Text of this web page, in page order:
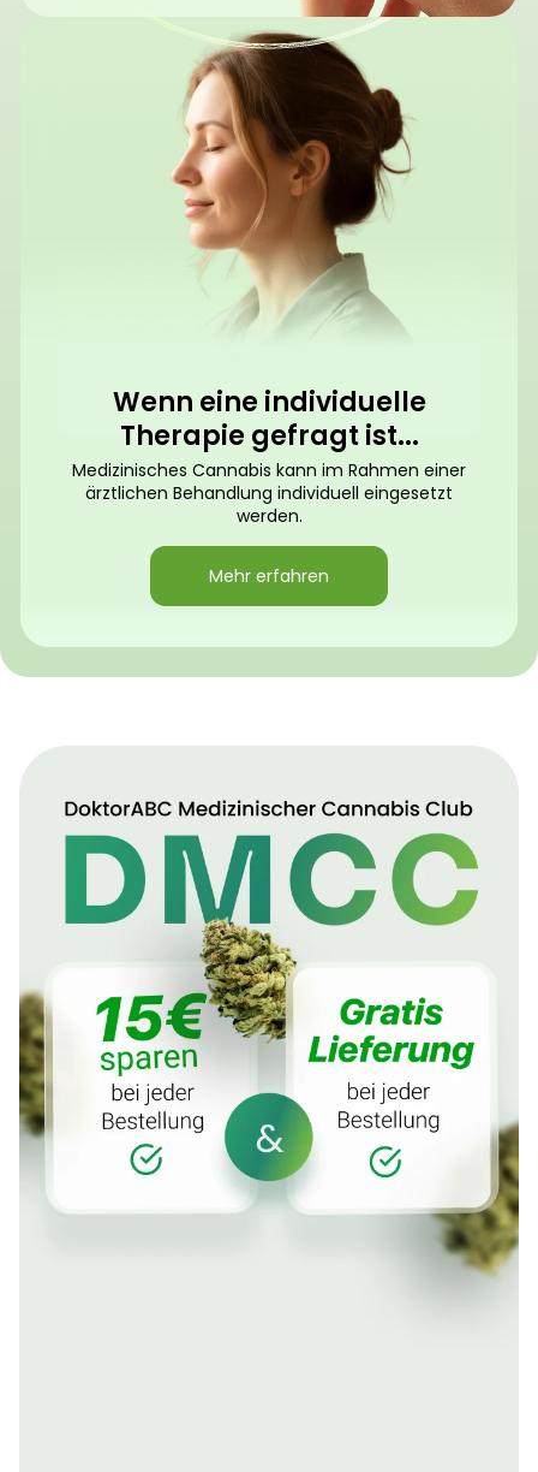
Wenn eine individuelle
Therapie gefragt ist...
Medizinisches Cannabis kann im Rahmen einer
ärztlichen Behandlung individuell eingesetzt
werden.
Mehr erfahren